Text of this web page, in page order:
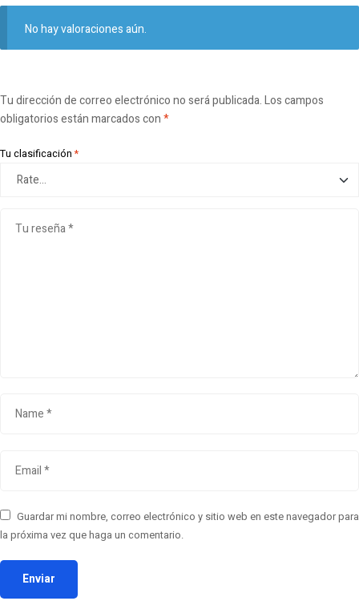
No hay valoraciones aún.
Tu dirección de correo electrónico no será publicada.Los campos
obligatorios están marcados con*
Tu clasificación*
Guardar mi nombre, correo electrónico y sitio web en este navegador para
la próxima vez que haga un comentario.